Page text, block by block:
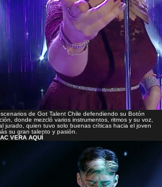
de Got Talent Chile defendiendo su Botón
donde mezcló varios instrumentos, ritmos y su voz,
jurado, quien tuvo solo buenas críticas hacia el joven
su gran talento y pasión.
VERA AQUÍ